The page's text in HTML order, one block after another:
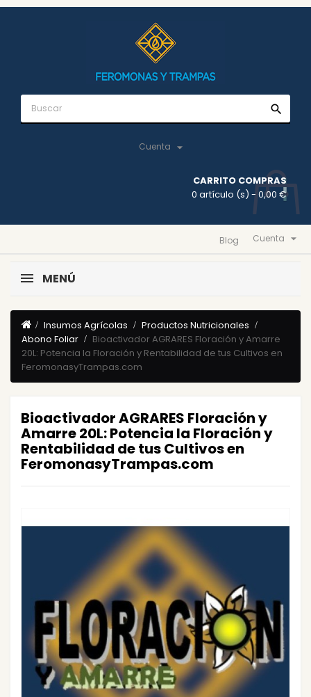
search
Cuenta 
CARRITO COMPRAS
0 artículo (s) - 0,00 €
Cuenta 
Blog
MENÚ
Insumos Agrícolas
Productos Nutricionales
Abono Foliar
Bioactivador AGRARES Floración y Amarre
20L: Potencia la Floración y Rentabilidad de tus Cultivos en
FeromonasyTrampas.com
Bioactivador AGRARES Floración y
Amarre 20L: Potencia la Floración y
Rentabilidad de tus Cultivos en
FeromonasyTrampas.com